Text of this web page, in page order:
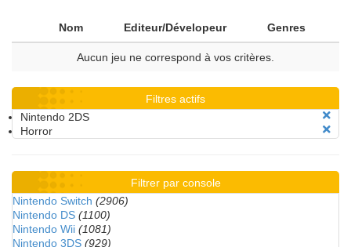
Nom Editeur/Dévelopeur Genres
Aucun jeu ne correspond à vos critères.
Filtres actifs
Nintendo 2DS
Horror
Filtrer par console
Nintendo Switch (2906)
Nintendo DS (1100)
Nintendo Wii (1081)
Nintendo 3DS (929)